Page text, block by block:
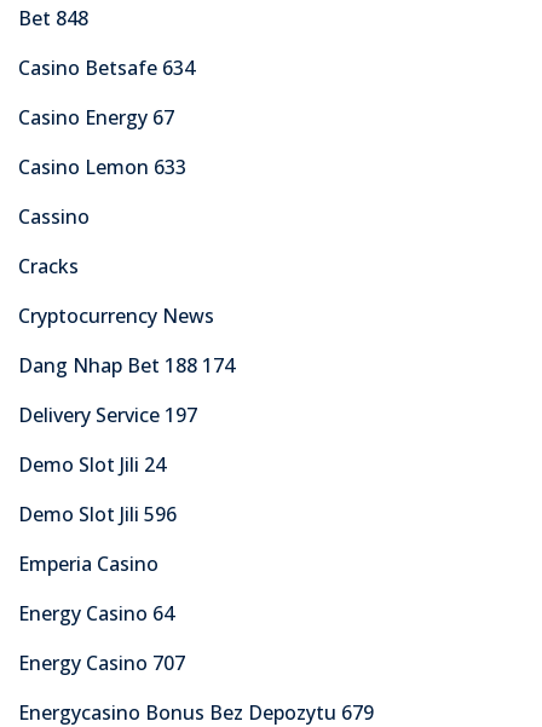
Bet 848
Casino Betsafe 634
Casino Energy 67
Casino Lemon 633
Cassino
Cracks
Cryptocurrency News
Dang Nhap Bet 188 174
Delivery Service 197
Demo Slot Jili 24
Demo Slot Jili 596
Emperia Casino
Energy Casino 64
Energy Casino 707
Energycasino Bonus Bez Depozytu 679